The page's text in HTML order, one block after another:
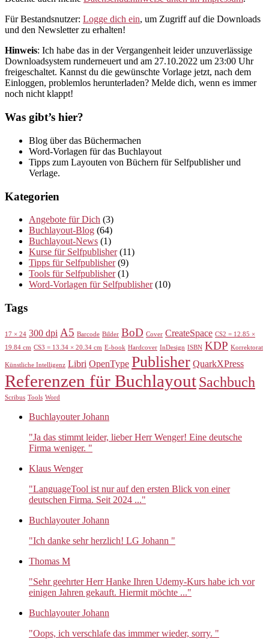
Für Bestandsnutzer: Logge dich ein, um Zugriff auf die Downloads
und den Newsletter zu erhalten!
Hinweis: Ich habe das in der Vergangenheit leider unzuverlässige
Downloadsystem runderneuert und am 27.10.2022 um 23:00 Uhr
freigeschaltet. Kannst du die gewünschte Vorlage jetzt, nach dem
Einloggen, problemlos herunterladen? Melde dich, wenn es immer
noch nicht klappt!
Was gibt’s hier?
Blog über das Büchermachen
Word-Vorlagen für das Buchlayout
Tipps zum Layouten von Büchern für Selfpublisher und
Verlage.
Kategorien
Angebote für Dich (3)
Buchlayout-Blog (64)
Buchlayout-News (1)
Kurse für Selfpublisher(11)
Tipps für Selfpublisher(9)
Tools für Selfpublisher(1)
Word-Vorlagen für Selfpublisher(10)
Tags
17 × 24 300 dpi A5 Barcode Bilder BoD Cover CreateSpace CS2 = 12.85 ×
19.84 cm CS3 = 13.34 × 20.34 cm E-book Hardcover InDesign ISBN KDP Korrektorat
Künstliche Intelligenz Libri OpenType Publisher QuarkXPress
Referenzen für BuchlayoutSachbuch
Scribus Tools Word
Buchlayouter Johann
"Ja das stimmt leider, lieber Herr Wenger! Eine deutsche
Firma weniger. "
Klaus Wenger
"LanguageTool ist nur auf den ersten Blick von einer
deutschen Firma. Seit 2024 ..."
Buchlayouter Johann
"Ich danke sehr herzlich! LG Johann "
Thomas M
"Sehr geehrter Herr Hanke Ihren Udemy-Kurs habe ich vor
einigen Jahren gekauft. Hiermit möchte ..."
Buchlayouter Johann
"Oops, ich verschlafe das immmer wieder, sorry. "